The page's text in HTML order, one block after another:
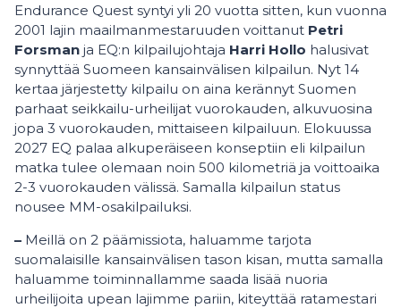
Endurance Quest syntyi yli 20 vuotta sitten, kun vuonna
2001 lajin maailmanmestaruuden voittanut Petri
Forsman ja EQ:n kilpailujohtaja Harri Hollo halusivat
synnyttää Suomeen kansainvälisen kilpailun. Nyt 14
kertaa järjestetty kilpailu on aina kerännyt Suomen
parhaat seikkailu-urheilijat vuorokauden, alkuvuosina
jopa 3 vuorokauden, mittaiseen kilpailuun. Elokuussa
2027 EQ palaa alkuperäiseen konseptiin eli kilpailun
matka tulee olemaan noin 500 kilometriä ja voittoaika
2-3 vuorokauden välissä. Samalla kilpailun status
nousee MM-osakilpailuksi.
– Meillä on 2 päämissiota, haluamme tarjota
suomalaisille kansainvälisen tason kisan, mutta samalla
haluamme toiminnallamme saada lisää nuoria
urheilijoita upean lajimme pariin, kiteyttää ratamestari